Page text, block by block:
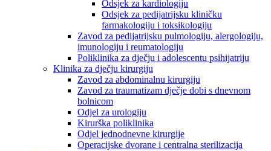
Odsjek za kardiologiju
Odsjek za pedijatrijsku kliničku
farmakologiju i toksikologiju
Zavod za pedijatrijsku pulmologiju, alergologiju,
imunologiju i reumatologiju
Poliklinika za dječju i adolescentu psihijatriju
Klinika za dječju kirurgiju
Zavod za abdominalnu kirurgiju
Zavod za traumatizam dječje dobi s dnevnom
bolnicom
Odjel za urologiju
Kirurška poliklinika
Odjel jednodnevne kirurgije
Operacijske dvorane i centralna sterilizacija